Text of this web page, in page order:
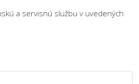
a servisnú službu v uvedených